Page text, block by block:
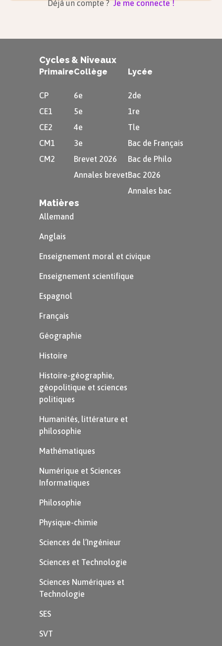
la graduation à laquelle l’autre
extérieur du rapporteur (en la
Tracer un angle d’une
certaine mesure
MÉTHODE
On souhaite tracer un angle $\widehat{xOy}$
$[Ox)$.
centre du
rapporteur sur le
point $O$
(sommet de
l’angle) et la
sur la demi-
On trace une
marque au
graduation
Déjà un compte ? Je me connecte !
Cycles & Niveaux
Primaire
CP
CE1
CE2
CM1
CM2
Collège
6e
5e
4e
3e
Brevet 2026
Annales brevet
Lycée
2de
1re
Tle
Bac de Français
Bac de Philo
Bac 2026
Annales bac
Matières
Allemand
Anglais
Enseignement moral et civique
Enseignement scientifique
Espagnol
Français
Géographie
Histoire
Histoire-géographie,
géopolitique et sciences
politiques
Humanités, littérature et
philosophie
Mathématiques
Numérique et Sciences
Informatiques
Philosophie
Physique-chimie
Sciences de l’Ingénieur
Sciences et Technologie
Sciences Numériques et
Technologie
SES
SVT